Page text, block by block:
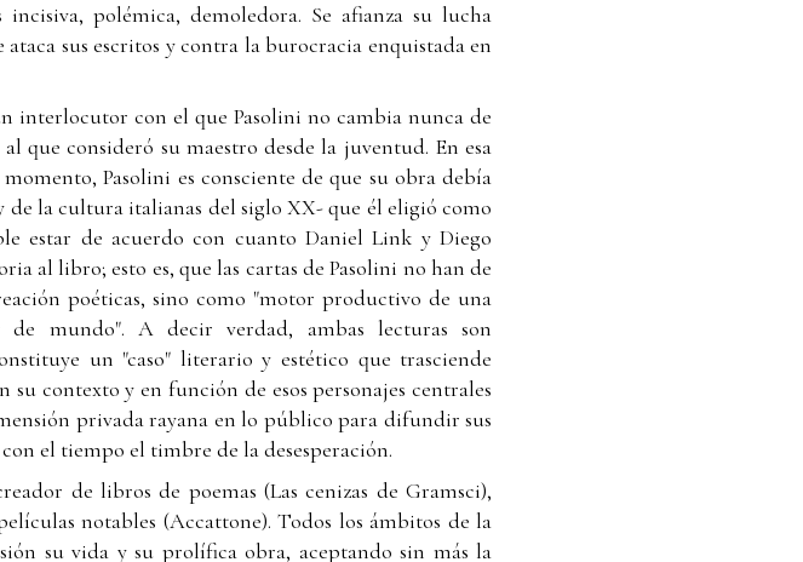
polémica, demoledora. Se afianza su lucha
sus escritos y contra la burocracia enquistada en
interlocutor con el que Pasolini no cambia nunca de
consideró su maestro desde la juventud. En esa
Pasolini es consciente de que su obra debía
la cultura italianas del siglo XX- que él eligió como
estar de acuerdo con cuanto Daniel Link y Diego
al libro; esto es, que las cartas de Pasolini no han de
poéticas, sino como "motor productivo de una
mundo". A decir verdad, ambas lecturas son
un "caso" literario y estético que trasciende
su contexto y en función de esos personajes centrales
privada rayana en lo público para difundir sus
el tiempo el timbre de la desesperación.
de libros de poemas (Las cenizas de Gramsci),
notables (Accattone). Todos los ámbitos de la
su vida y su prolífica obra, aceptando sin más la